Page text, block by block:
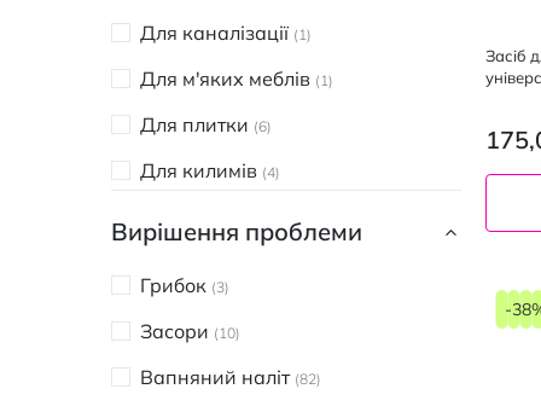
Засіб
-
Calgon 3
Cif 13
Clin 4
Galax 26
Kolorado
Для каналізації 1
Для м'яких меблів 1
Для плитки 6
Для килимів 4
Для кухні
Вирішення проблеми
Грибок 3
Засори 10
Вапняний наліт 82